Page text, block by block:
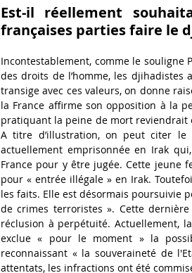
Est-il réellement
françaises parties faire le
Incontestablement, comme le souligne
des droits de l’homme, les
transige avec ces valeurs, on donne
la France affirme son opposition à la
pratiquant la peine de mort reviendrait
A titre d’illustration, on peut citer le
actuellement emprisonnée en Irak
France pour y être jugée. Cette jeune
pour « entrée illégale » en Irak.
les faits. Elle est désormais poursuivie
de crimes terroristes ». Cette
réclusion à perpétuité. Actuellement,
exclue « pour le moment » la
reconnaissant « la souveraineté de
attentats, les infractions ont été